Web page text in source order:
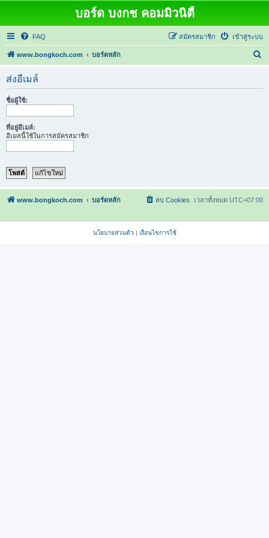
บอร์ด บงกช คอมมิวนิตี้
FAQ เข้าสู่ระบบ
สมัครสมาชิก
www.bongkoch.com บอร์ดหลัก
ส่งอีเมล์
ชื่อผู้ใช้:
ที่อยู่อีเมล์:
อีเมลนี้ใช้ในการสมัครสมาชิก
www.bongkoch.com บอร์ดหลัก เวลาทั้งหมด UTC+07:00
ลบ Cookies
นโยบายส่วนตัว | เงื่อนไขการใช้